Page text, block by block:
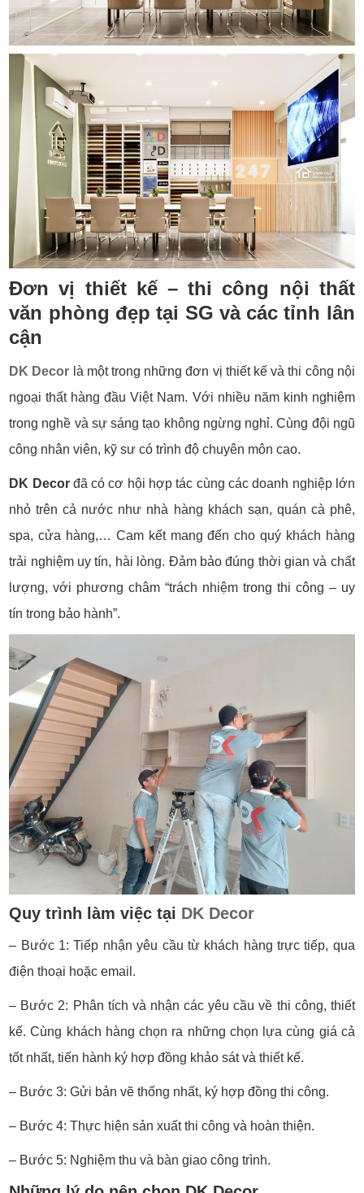
Đơn vị thiết kế – thi công nội thất
văn phòng đẹp tại SG và các tỉnh lân
cận
DK Decor là một trong những đơn vị thiết kế và thi công nội
ngoại thất hàng đầu Việt Nam. Với nhiều năm kinh nghiệm
trong nghề và sự sáng tạo không ngừng nghỉ. Cùng đội ngũ
công nhân viên, kỹ sư có trình độ chuyên môn cao.
DK Decorđã có cơ hội hợp tác cùng các doanh nghiệp lớn
nhỏ trên cả nước như nhà hàng khách sạn, quán cà phê,
spa, cửa hàng,… Cam kết mang đến cho quý khách hàng
trải nghiệm uy tín, hài lòng. Đảm bảo đúng thời gian và chất
lượng, với phương châm “trách nhiệm trong thi công – uy
tín trong bảo hành”.
Quy trình làm việc tại DK Decor
– Bước 1: Tiếp nhận yêu cầu từ khách hàng trực tiếp, qua
điện thoại hoặc email.
– Bước 2: Phân tích và nhận các yêu cầu về thi công, thiết
kế. Cùng khách hàng chọn ra những chọn lựa cùng giá cả
tốt nhất, tiến hành ký hợp đồng khảo sát và thiết kế.
– Bước 3: Gửi bản vẽ thống nhất, ký hợp đồng thi công.
– Bước 4: Thực hiện sản xuất thi công và hoàn thiện.
– Bước 5: Nghiệm thu và bàn giao công trình.